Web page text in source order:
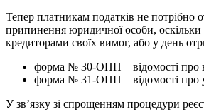
Тепер платникам податків не потрібно
припинення юридичної особи,
кредиторами своїх вимог, або у день
форма № 30-ОПП – відомості про
форма № 31-ОПП – відомості про
У зв’язку зі спрощенням процедури